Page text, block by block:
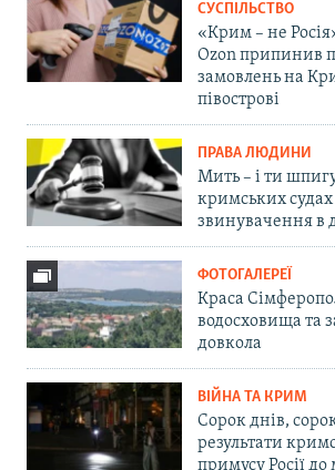
СУСПІЛЬСТВО
«Крим – не
Ozon припинив
замовлень на
півострові
ПРАВА ЛЮДИНИ
Мить – і ти
кримських судах
звинувачення в
ФОТОГАЛЕРЕЇ
Краса
водосховища та
довкола
ВІЙНА ТА КРИМ
Сорок днів,
результати
примусу Росії до